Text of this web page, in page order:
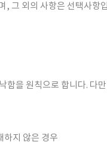
, 그 외의 사항은 선택사항
을 원칙으로 합니다. 다
하지 않은 경우